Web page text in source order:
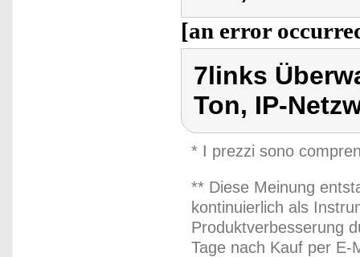
[an error
7links
Ton, IP-
* I prezzi sono
** Diese Meinung
kontinuierlich als
Produktverbesserung
Tage nach Kauf per E-